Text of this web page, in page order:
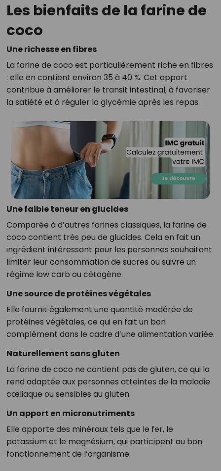
Les bienfaits de la farine de
coco
Une richesse en fibres
La farine de coco est particulièrement riche en fibres
: elle en contient environ 35 à 40 %. Cet apport
contribue à améliorer le transit intestinal, à favoriser
la satiété et à réguler la glycémie après les repas.
Une faible teneur en glucides
Comparée à d’autres farines classiques, la farine de
coco contient très peu de glucides. Cela en fait un
ingrédient intéressant pour les personnes souhaitant
limiter leur consommation de sucres ou suivre un
régime low carb ou cétogène.
Une source de protéines végétales
Elle fournit également une quantité modérée de
protéines végétales, ce qui en fait un bon
complément dans le cadre d’une alimentation variée.
Naturellement sans gluten
La farine de coco ne contient pas de gluten, ce qui la
rend adaptée aux personnes atteintes de la maladie
cœliaque ou sensibles au gluten.
Un apport en micronutriments
Elle apporte des minéraux tels que le fer, le
potassium et le magnésium, qui participent au bon
fonctionnement de l’organisme.